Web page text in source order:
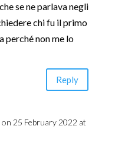
se ne parlava negli
chi fu il primo
perché non me lo
Reply
on 25 February 2022 at